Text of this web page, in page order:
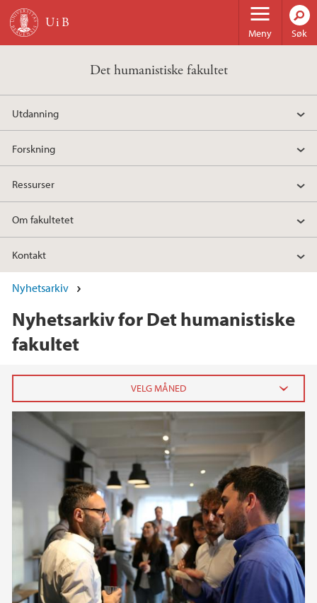
Hopp til hovedinnhold
Meny Søk
Det humanistiske fakultet
Utdanning
Forskning
Ressurser
Om fakultetet
Kontakt
Nyhetsarkiv
Nyhetsarkiv for Det humanistiske
fakultet
2026
juni (3)
mai (3)
april (2)
mars (5)
februar (5)
januar (4)
2025